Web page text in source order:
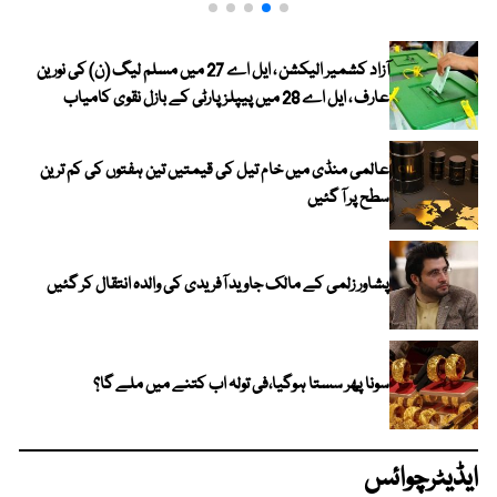
آزاد کشمیر الیکشن ، ایل اے 27 میں مسلم لیگ (ن) کی نورین
عارف ، ایل اے 28 میں پیپلز پارٹی کے بازل نقوی کامیاب
عالمی منڈی میں خام تیل کی قیمتیں تین ہفتوں کی کم ترین
سطح پر آ گئیں
پشاور زلمی کے مالک جاوید آفریدی کی والدہ انتقال کر گئیں
سونا پھر سستا ہوگیا،فی تولہ اب کتنے میں ملے گا؟
ایڈیٹرچوائس